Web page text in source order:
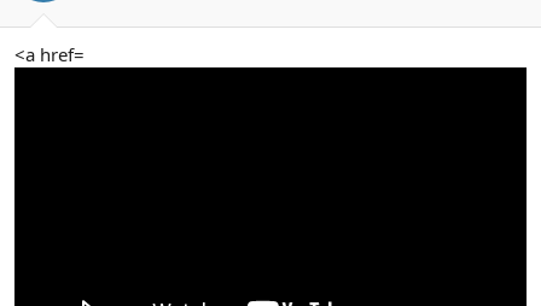
<a href=